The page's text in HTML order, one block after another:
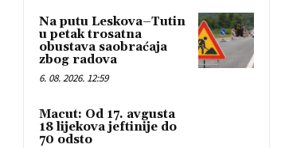
Na putu Leskova–Tutin
u petak trosatna
obustava saobraćaja
zbog radova
6. 08. 2026. 12:59
Macut: Od 17. avgusta
18 lijekova jeftinije do
70 odsto